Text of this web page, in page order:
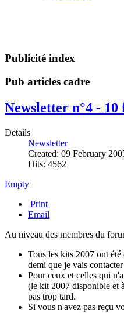
Publicité index
Pub articles cadre
Newsletter n°4 -
Details
Newsletter
Created: 09 February
Hits: 4562
Empty
Print
Email
Au niveau des membres du
Tous les kits 2007 ont
demi que je vais
Pour ceux et celles qui
(le kit 2007 disponible et
pas trop tard.
Si vous n'avez pas reçu